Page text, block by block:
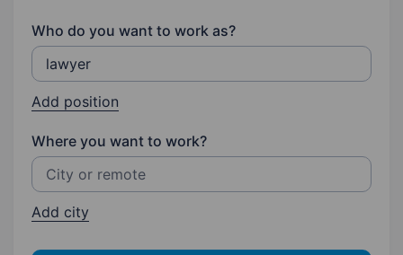
Who do you want to work as?
Add position
Where you want to work?
Add city